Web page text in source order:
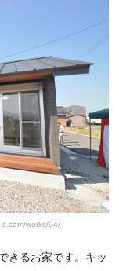
c.com/works/94/
きるお家です。キッ